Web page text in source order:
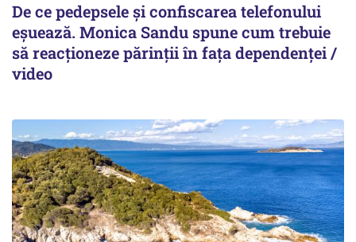
De ce pedepsele și confiscarea telefonului
eșuează. Monica Sandu spune cum trebuie
să reacționeze părinții în fața dependenței /
video